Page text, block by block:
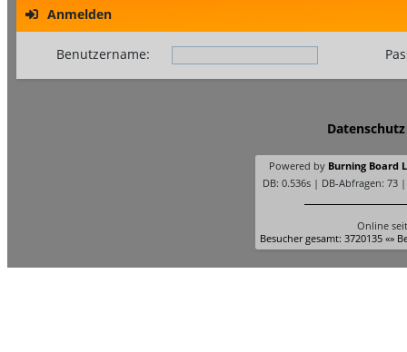
Anmelden
Benutzername:
Datenschutz
Powered by Burning Board
DB: 0.536s | DB-Abfragen: 73
Online
Besucher gesamt: 3720135 «»